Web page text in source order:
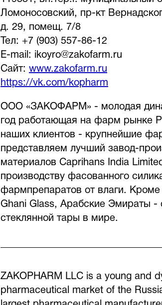
Ломоносовский, пр-кт
д. 29, помещ. 7/8
Тел: +7 (903) 557-86-12
E-mail: ikoyro@zakofarm.ru
Сайт: www.zakofarm.ru
https://vk.com/kopharm
ООО «ЗАКОФАРМ» - молодая
год работающая на фарм рынке
наших клиентов - крупнейшие
представляем лучший завод-
материалов Caprihans India
производству фасованного
фармпрепаратов от влаги. Кроме
Ghani Glass, Арабские Эмираты -
стеклянной тары в мире.
ZAKOPHARM LLC is a young and
pharmaceutical market of the